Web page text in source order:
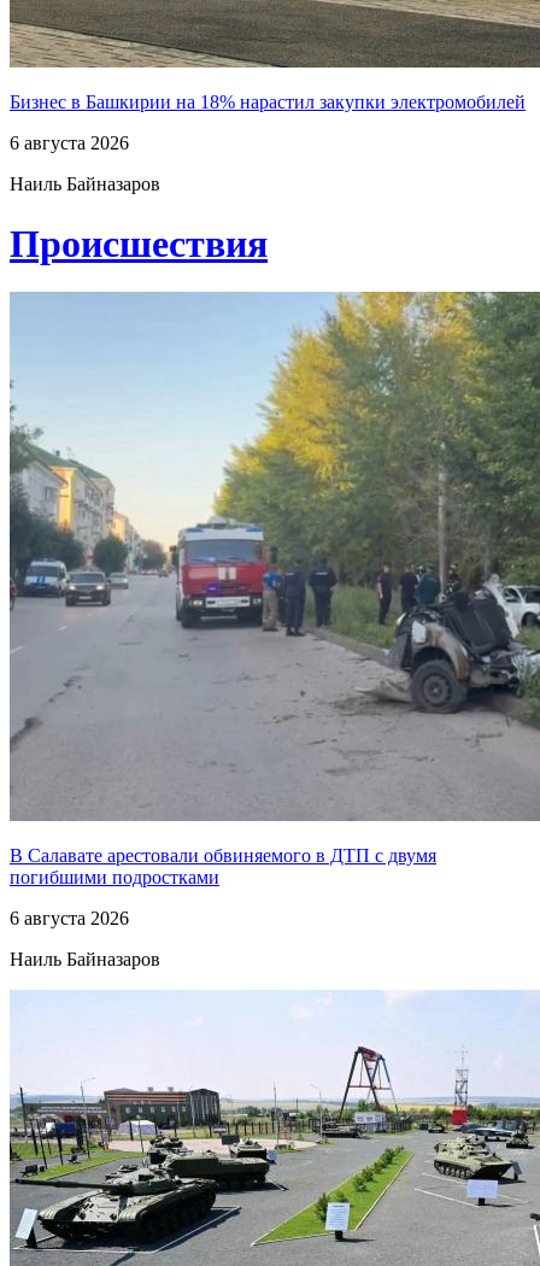
Бизнес в Башкирии на 18% нарастил закупки электромобилей
6 августа 2026
Наиль Байназаров
Проиcшествия
В Салавате арестовали обвиняемого в ДТП с двумя
погибшими подростками
6 августа 2026
Наиль Байназаров